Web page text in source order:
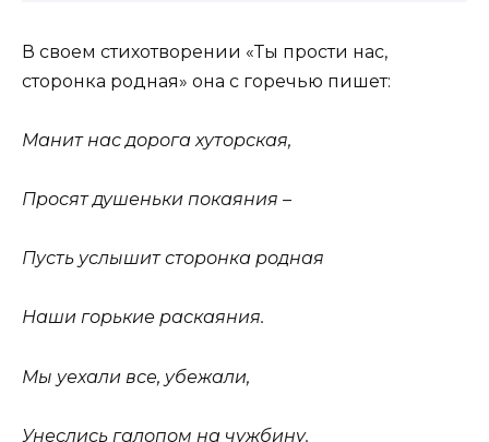
В своем стихотворении «Ты прости нас,
сторонка родная» она с горечью пишет:
Манит нас дорога хуторская,
Просят душеньки покаяния –
Пусть услышит сторонка родная
Наши горькие раскаяния.
Мы уехали все, убежали,
Унеслись галопом на чужбину.